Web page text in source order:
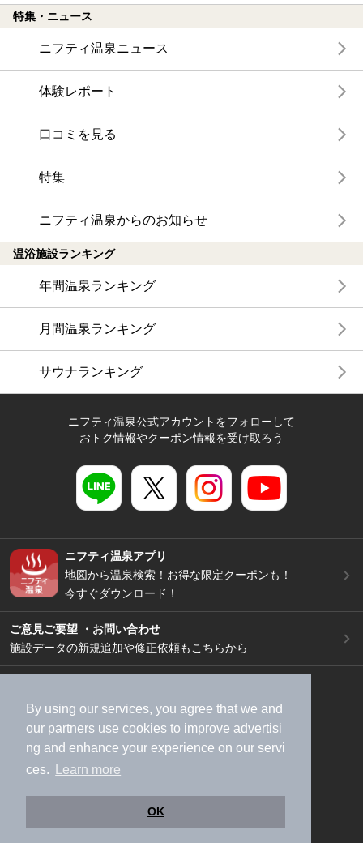
By using our services, you agree that we and
our partners use cookies to improve advertisi
ng and enhance your experience on our servi
ces.
Learn more
OK
特集・ニュース
ニフティ温泉ニュース
体験レポート
口コミを見る
特集
ニフティ温泉からのお知らせ
温浴施設ランキング
年間温泉ランキング
月間温泉ランキング
サウナランキング
ニフティ温泉公式アカウントをフォローして
おトク情報やクーポン情報を受け取ろう
ニフティ温泉アプリ
地図から温泉検索！お得な限定クーポンも！
今すぐダウンロード！
ご意見ご要望 ・お問い合わせ
施設データの新規追加や修正依頼もこちらから
加盟店募集（資料請求）
広告出稿のご案内
利用規約
ライフスタイルMEMBERS+規約
特定商取引法に基づく表記
ヘルプ
採用情報
運営会社